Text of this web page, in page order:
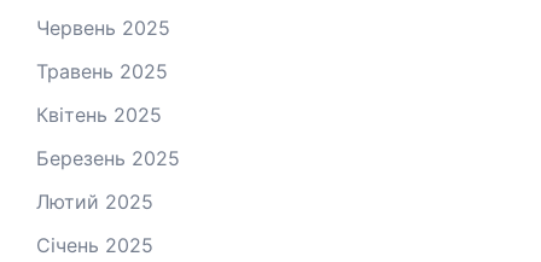
Червень 2025
Травень 2025
Квітень 2025
Березень 2025
Лютий 2025
Січень 2025